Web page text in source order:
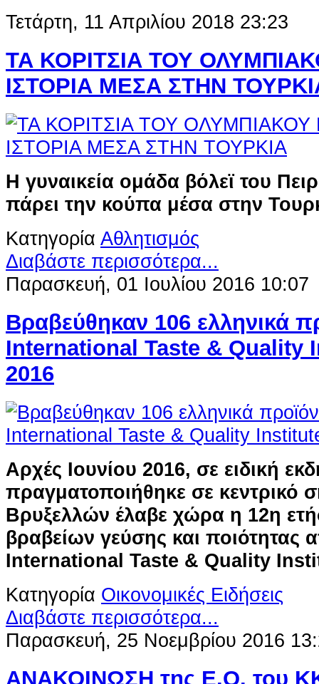
Τετάρτη, 11 Απριλίου 2018 23:23
ΤΑ ΚΟΡΙΤΣΙΑ ΤΟΥ
ΙΣΤΟΡΙΑ ΜΕΣΑ ΣΤΗΝ
H γυναικεία ομάδα βόλεϊ του
πάρει την κούπα μέσα στην
Κατηγορία Αθλητισμός
Διαβάστε περισσότερα...
Παρασκευή, 01 Ιουλίου 2016 10:07
Βραβεύθηκαν 106 ελληνικά
International Taste & Quality
2016
Αρχές Ιουνίου 2016, σε ειδική
πραγματοποιήθηκε σε κεντρικό
Βρυξελλών έλαβε χώρα η 12η
βραβείων γεύσης και ποιότητας
International Taste & Quality
Κατηγορία Οικονομικές Ειδήσεις
Διαβάστε περισσότερα...
Παρασκευή, 25 Νοεμβρίου 2016
ΑΝΑΚΟΙΝΩΣΗ της Ε.Ο. του